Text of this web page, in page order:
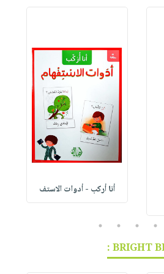
أنا أركب - أدوات الاستف
2
3
4
5